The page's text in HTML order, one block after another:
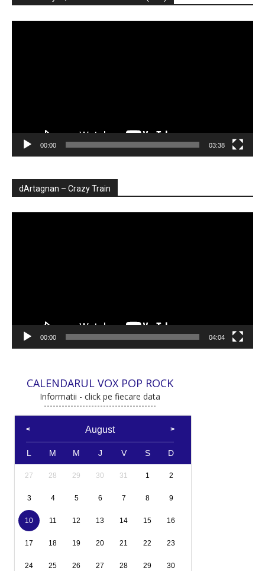
00:00 03:38
dArtagnan – Crazy Train
00:00 04:04
CALENDARUL VOX POP ROCK
Informatii - click pe fiecare data
August
L M M J V S D
27 28 29 30 31 1 2
3 4 5 6 7 8 9
10 11 12 13 14 15 16
17 18 19 20 21 22 23
24 25 26 27 28 29 30